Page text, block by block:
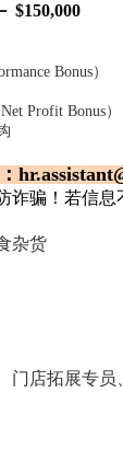
$150,000
Bonus）
Profit Bonus）
骗！若信息
杂货
门店拓展专员